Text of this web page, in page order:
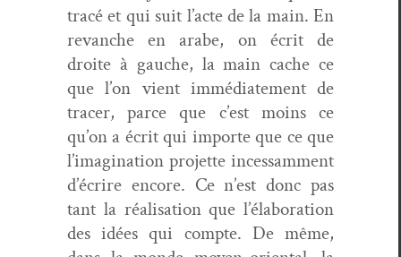
tracé et qui suit l’acte de la main. En
revanche en arabe, on écrit de
droite à gauche, la main cache ce
que l’on vient immé­di­ate­ment de
trac­er, parce que c’est moins ce
qu’on a écrit qui importe que ce que
l’imagination pro­jette inces­sam­ment
d’écrire encore. Ce n’est donc pas
tant la réal­i­sa­tion que l’élaboration
des idées qui compte. De même,